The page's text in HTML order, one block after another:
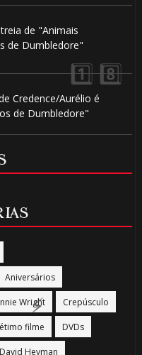
de "Animais
de Dumbledore"
Credence/Aurélio é
de Dumbledore"
Aniversários
Wright Crepúsculo
filme DVDs
David Heyman